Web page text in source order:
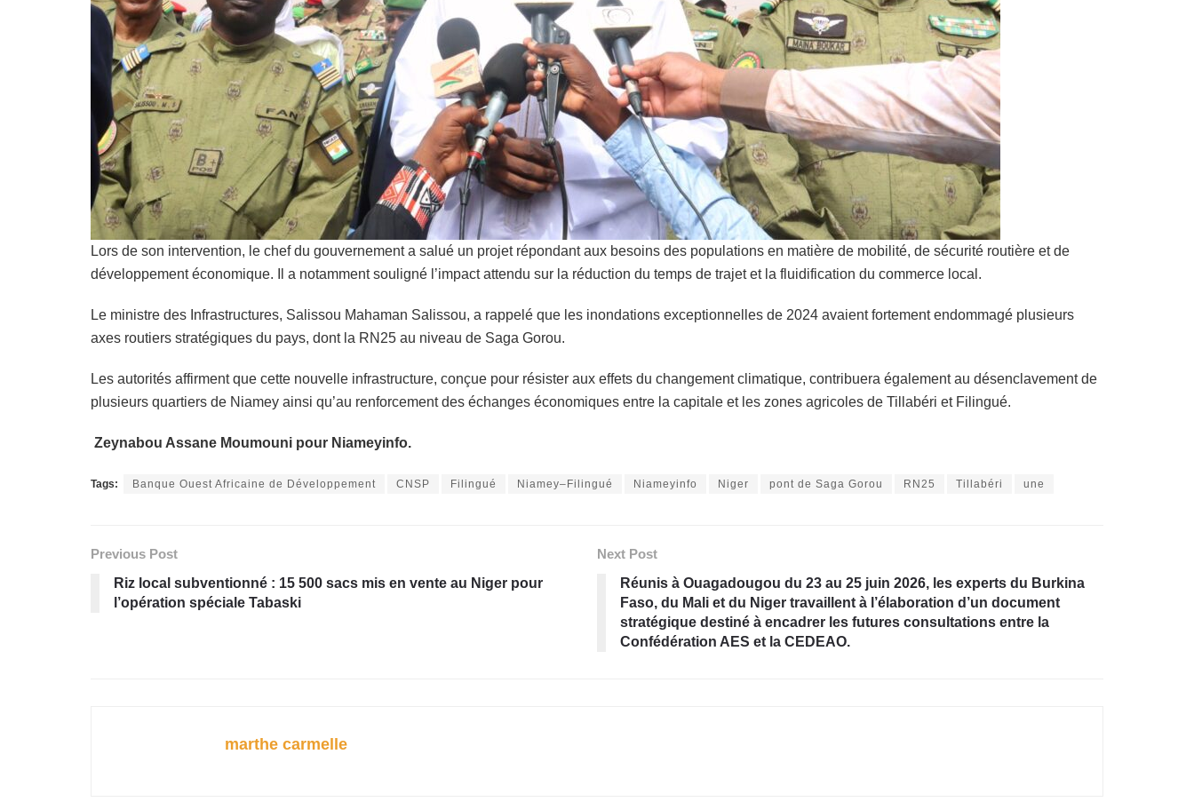
Lors de son intervention, le chef du gouvernement a salué un projet répondant aux besoins des populations en matière de mobilité, de sécurité routière et de
développement économique. Il a notamment souligné l’impact attendu sur la réduction du temps de trajet et la fluidification du commerce local.
Le ministre des Infrastructures, Salissou Mahaman Salissou, a rappelé que les inondations exceptionnelles de 2024 avaient fortement endommagé plusieurs
axes routiers stratégiques du pays, dont la RN25 au niveau de Saga Gorou.
Les autorités affirment que cette nouvelle infrastructure, conçue pour résister aux effets du changement climatique, contribuera également au désenclavement de
plusieurs quartiers de Niamey ainsi qu’au renforcement des échanges économiques entre la capitale et les zones agricoles de Tillabéri et Filingué.
Zeynabou Assane Moumouni pour Niameyinfo.
Tags: Banque Ouest Africaine de Développement CNSP Filingué Niamey–Filingué Niameyinfo Niger pont de Saga Gorou RN25 Tillabéri une
Previous Post
Riz local subventionné : 15 500 sacs mis en vente au Niger pour
l’opération spéciale Tabaski
Next Post
Réunis à Ouagadougou du 23 au 25 juin 2026, les experts du Burkina
Faso, du Mali et du Niger travaillent à l’élaboration d’un document
stratégique destiné à encadrer les futures consultations entre la
Confédération AES et la CEDEAO.
marthe carmelle